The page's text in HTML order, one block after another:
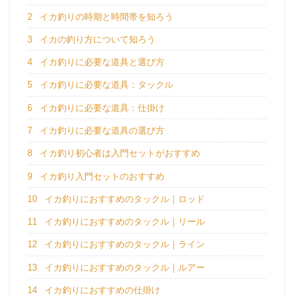
2 イカ釣りの時期と時間帯を知ろう
3 イカの釣り方について知ろう
4 イカ釣りに必要な道具と選び方
5 イカ釣りに必要な道具：タックル
6 イカ釣りに必要な道具：仕掛け
7 イカ釣りに必要な道具の選び方
8 イカ釣り初心者は入門セットがおすすめ
9 イカ釣り入門セットのおすすめ
10 イカ釣りにおすすめのタックル｜ロッド
11 イカ釣りにおすすめのタックル｜リール
12 イカ釣りにおすすめのタックル｜ライン
13 イカ釣りにおすすめのタックル｜ルアー
14 イカ釣りにおすすめの仕掛け